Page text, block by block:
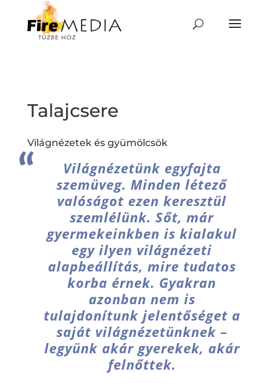
content
Talajcsere
Világnézetek és gyümölcsök
Világnézetünk egyfajta
szemüveg. Minden létező
valóságot ezen keresztül
szemlélünk. Sőt, már
gyermekeinkben is kialakul
egy ilyen világnézeti
alapbeállítás, mire tudatos
korba érnek. Gyakran
azonban nem is
tulajdonítunk jelentőséget a
saját világnézetünknek –
legyünk akár gyerekek, akár
felnőttek.